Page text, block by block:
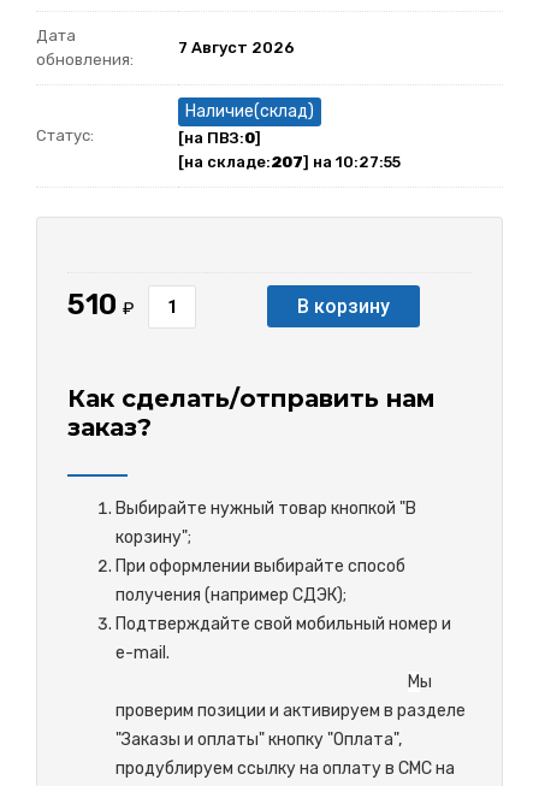
Дата
обновления:
7 Август 2026
Статус:
Наличие(склад)
[на ПВЗ:0]
[на складе:207] на 10:27:55
510 ₽ В корзину
Как сделать/отправить нам
заказ?
Выбирайте нужный товар кнопкой "В
корзину";
При оформлении выбирайте способ
получения (например СДЭК);
Подтверждайте свой мобильный номер и
e-mail.
Мы
проверим позиции и активируем в разделе
"Заказы и оплаты" кнопку "Оплата",
продублируем ссылку на оплату в СМС на